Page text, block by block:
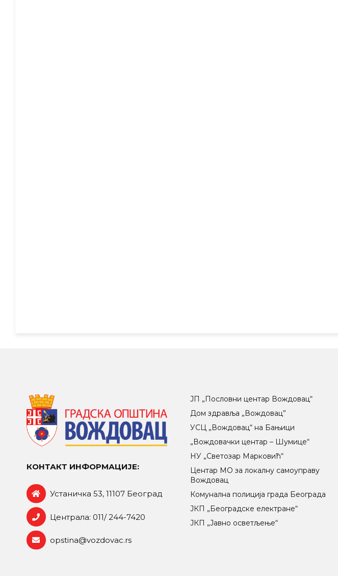
КОНТАКТ ИНФОРМАЦИЈЕ:
Устаничка 53, 11107 Београд
Централа: 011/ 244-7420
opstina@vozdovac.rs
ЈП „Пословни центар Вождовац“
Дом здравља „Вождовац”
УСЦ „Вождовац“ на Бањици
„Вождовачки центар – Шумице“
НУ „Светозар Марковић“
Центар МO за локалну самоуправу
Вождовац
Комунална полиција града Београда
ЈКП „Београдске електране“
ЈКП „Јавно осветљење“